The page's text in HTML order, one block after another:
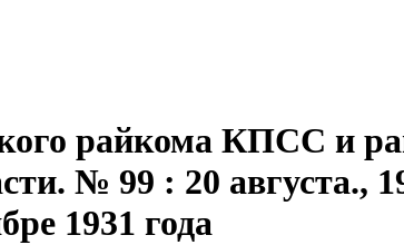
райкома КПСС и
№ 99 : 20 августа.,
1931 года